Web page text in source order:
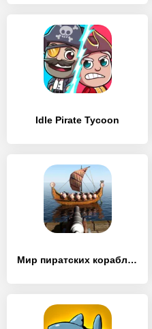
Idle Pirate Tycoon
Мир пиратских кораблей